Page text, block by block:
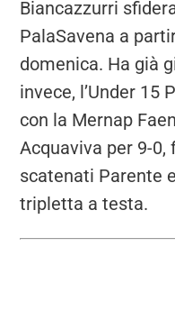
Biancazzurri
PalaSavena a
domenica. Ha già
invece, l’Under 15
con la Mernap
Acquaviva per 9-0,
scatenati Parente
tripletta a testa.